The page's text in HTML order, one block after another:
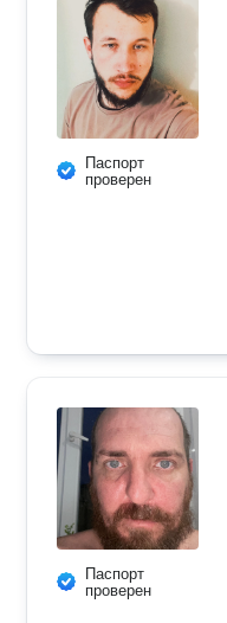
Паспорт
проверен
Паспорт
проверен